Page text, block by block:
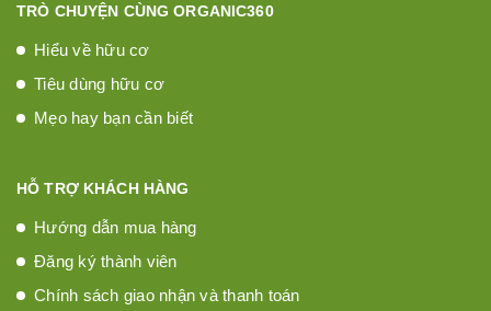
TRÒ CHUYỆN CÙNG ORGANIC360
Hiểu về hữu cơ
Tiêu dùng hữu cơ
Mẹo hay bạn cần biết
HỖ TRỢ KHÁCH HÀNG
Hướng dẫn mua hàng
Đăng ký thành viên
Chính sách giao nhận và thanh toán